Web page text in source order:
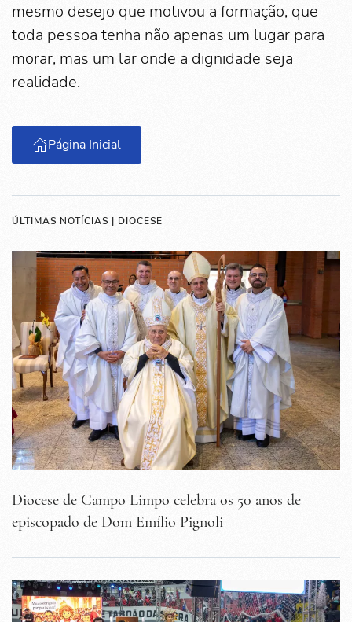
mesmo desejo que motivou a formação, que
toda pessoa tenha não apenas um lugar para
morar, mas um lar onde a dignidade seja
realidade.
Página Inicial
ÚLTIMAS NOTÍCIAS | DIOCESE
Diocese de Campo Limpo celebra os 50 anos de
episcopado de Dom Emílio Pignoli